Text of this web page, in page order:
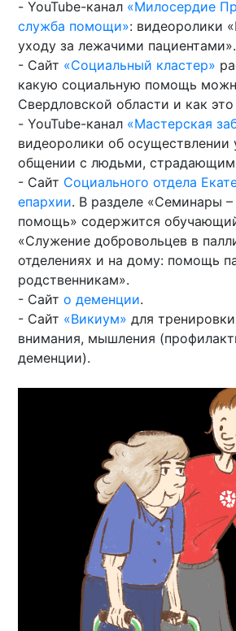
- YouTube-канал «Милосердие
служба помощи»: видеоролики
уходу за лежачими пациентами».
- Сайт «Социальный кластер»
какую социальную помощь
Свердловской области и как это
- YouTube-канал «Мастерская
видеоролики об осуществлении
общении с людьми,
- Сайт Социального отдела
епархии. В разделе «Семинары –
помощь» содержится
«Служение добровольцев в
отделениях и на дому: помощь
родственникам».
- Сайто деменции.
- Сайт «Викиум» для
внимания, мышления
деменции).